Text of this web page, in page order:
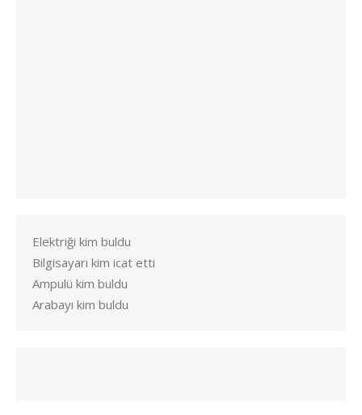
Elektriği kim buldu
Bilgisayarı kim icat etti
Ampulü kim buldu
Arabayı kim buldu